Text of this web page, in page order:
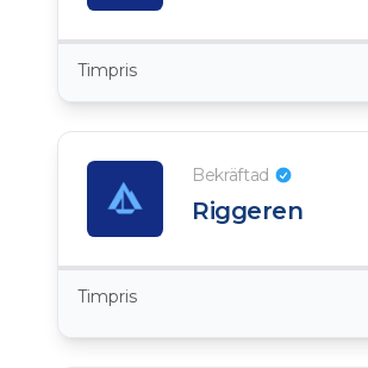
Timpris
Bekräftad
Riggeren
Timpris